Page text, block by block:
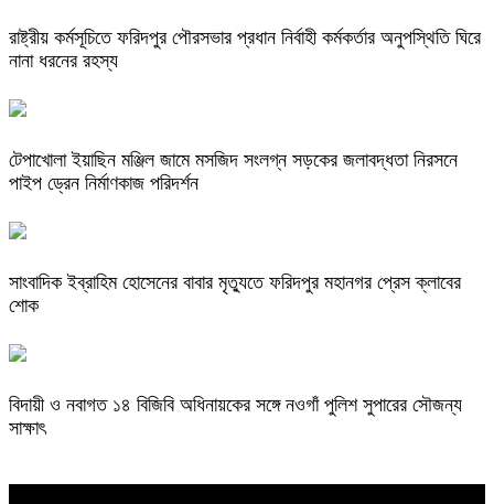
রাষ্ট্রীয় কর্মসূচিতে ফরিদপুর পৌরসভার প্রধান নির্বাহী কর্মকর্তার অনুপস্থিতি ঘিরে
নানা ধরনের রহস্য
টেপাখোলা ইয়াছিন মঞ্জিল জামে মসজিদ সংলগ্ন সড়কের জলাবদ্ধতা নিরসনে
পাইপ ড্রেন নির্মাণকাজ পরিদর্শন
সাংবাদিক ইব্রাহিম হোসেনের বাবার মৃত্যুতে ফরিদপুর মহানগর প্রেস ক্লাবের
শোক
বিদায়ী ও নবাগত ১৪ বিজিবি অধিনায়কের সঙ্গে নওগাঁ পুলিশ সুপারের সৌজন্য
সাক্ষাৎ